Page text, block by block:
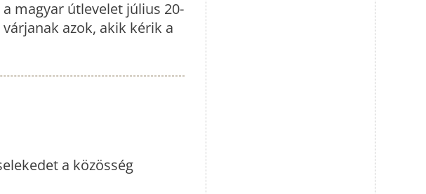
magyar útlevelet július 20-
azok, akik kérik a
a közösség